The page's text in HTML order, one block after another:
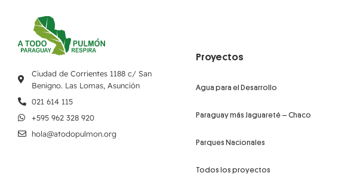
Ciudad de Corrientes 1188 c/ San
Benigno. Las Lomas, Asunción
021 614 115
+595 962 328 920
hola@atodopulmon.org
Proyectos
Agua para el Desarrollo
Paraguay más Jaguareté – Chaco
Parques Nacionales
Todos los proyectos